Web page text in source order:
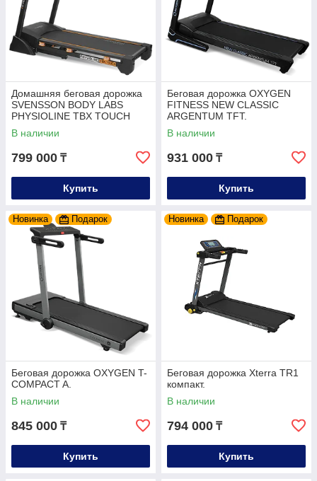
Домашняя беговая дорожка
SVENSSON BODY LABS
PHYSIOLINE TBX TOUCH
В наличии
799 000 ₸
Купить
Беговая дорожка OXYGEN
FITNESS NEW CLASSIC
ARGENTUM TFT.
В наличии
931 000 ₸
Купить
Новинка Подарок
Беговая дорожка OXYGEN T-
COMPACT A.
В наличии
845 000 ₸
Купить
Новинка Подарок
Беговая дорожка Xterra TR1
компакт.
В наличии
794 000 ₸
Купить